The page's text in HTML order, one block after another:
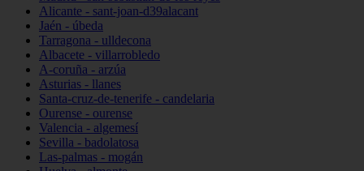
Alicante - sant-joan-d39alacant
Jaén - úbeda
Tarragona - ulldecona
Albacete - villarrobledo
A-coruña - arzúa
Asturias - llanes
Santa-cruz-de-tenerife - candelaria
Ourense - ourense
Valencia - algemesí
Sevilla - badolatosa
Las-palmas - mogán